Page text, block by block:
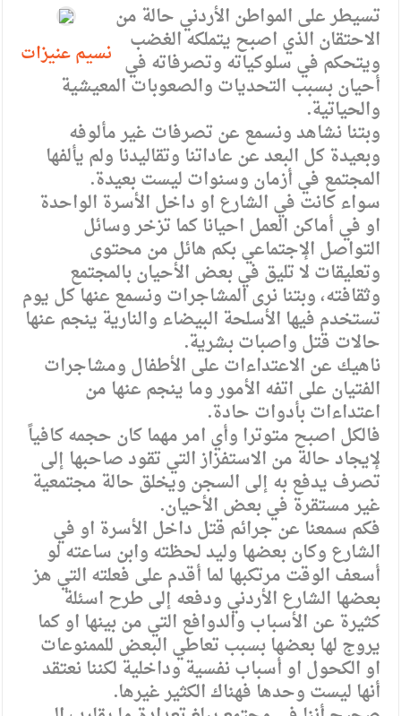
نسيم عنيزات
تسيطر على المواطن الأردني حالة من
الاحتقان الذي اصبح يتملكه الغضب
ويتحكم في سلوكياته وتصرفاته في
أحيان بسبب التحديات والصعوبات المعيشية
والحياتية.
وبتنا نشاهد ونسمع عن تصرفات غير مألوفه
وبعيدة كل البعد عن عاداتنا وتقاليدنا ولم يألفها
المجتمع في أزمان وسنوات ليست بعيدة.
سواء كانت في الشارع او داخل الأسرة الواحدة
او في أماكن العمل احيانا كما تزخر وسائل
التواصل الإجتماعي بكم هائل من محتوى
وتعليقات لا تليق في بعض الأحيان بالمجتمع
وثقافته، وبتنا نرى المشاجرات ونسمع عنها كل يوم
تستخدم فيها الأسلحة البيضاء والنارية ينجم عنها
حالات قتل واصبات بشرية.
ناهيك عن الاعتداءات على الأطفال ومشاجرات
الفتيان على اتفه الأمور وما ينجم عنها من
اعتداءات بأدوات حادة.
فالكل اصبح متوترا وأي امر مهما كان حجمه كافياً
لإيجاد حالة من الاستفزاز التي تقود صاحبها إلى
تصرف يدفع به إلى السجن ويخلق حالة مجتمعية
غير مستقرة في بعض الأحيان.
فكم سمعنا عن جرائم قتل داخل الأسرة او في
الشارع وكان بعضها وليد لحظته وابن ساعته لو
أسعف الوقت مرتكبها لما أقدم على فعلته التي هز
بعضها الشارع الأردني ودفعه إلى طرح اسئلة
كثيرة عن الأسباب والدوافع التي من بينها او كما
يروج لها بعضها بسبب تعاطي البعض للممنوعات
او الكحول او أسباب نفسية وداخلية لكننا نعتقد
أنها ليست وحدها فهناك الكثير غيرها.